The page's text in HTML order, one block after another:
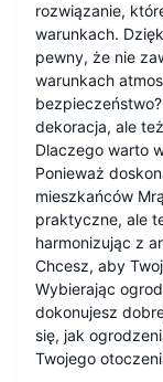
rozwiązanie,
warunkach.
pewny, że nie
warunkach
dekoracja, ale
Dlaczego warto
Ponieważ
mieszkańców
praktyczne, ale
harmonizując z
Chcesz, aby
Wybierając
dokonujesz
się, jak
Twojego